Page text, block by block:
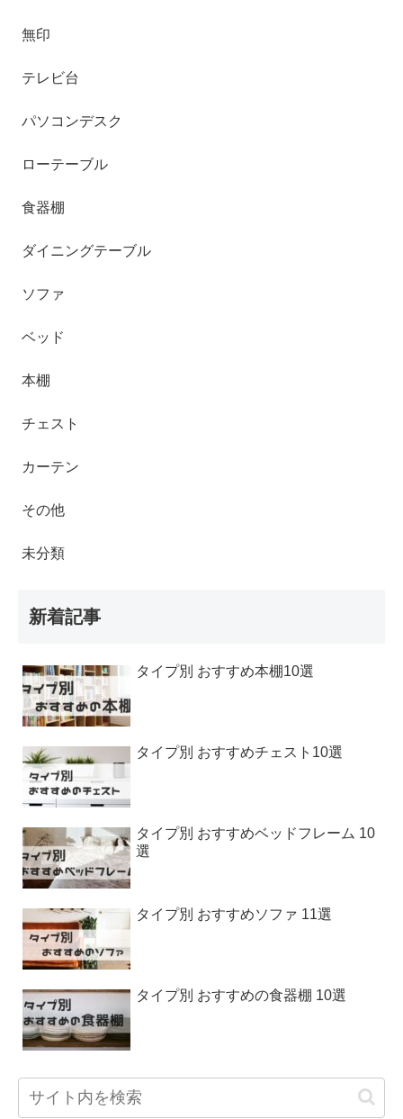
無印
テレビ台
パソコンデスク
ローテーブル
食器棚
ダイニングテーブル
ソファ
ベッド
本棚
チェスト
カーテン
その他
未分類
新着記事
タイプ別 おすすめ本棚10選
タイプ別 おすすめチェスト10選
タイプ別 おすすめベッドフレーム 10
選
タイプ別 おすすめソファ 11選
タイプ別 おすすめの食器棚 10選